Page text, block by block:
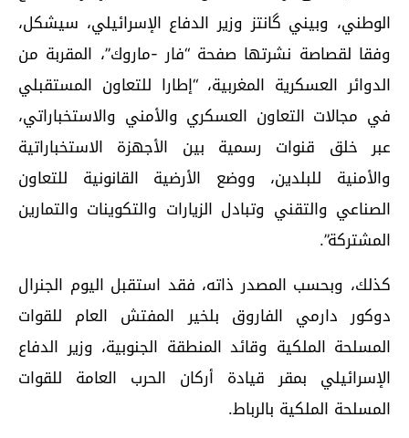
الوطني، وبيني گانتز وزير الدفاع الإسرائيلي، سيشكل،
وفقا لقصاصة نشرتها صفحة “فار -ماروك”، المقربة من
الدوائر العسكرية المغربية، “إطارا للتعاون المستقبلي
في مجالات التعاون العسكري والأمني والاستخباراتي،
عبر خلق قنوات رسمية بين الأجهزة الاستخباراتية
والأمنية للبلدين، ووضع الأرضية القانونية للتعاون
الصناعي والتقني وتبادل الزيارات والتكوينات والتمارين
المشتركة”.
كذلك، وبحسب المصدر ذاته، فقد استقبل اليوم الجنرال
دوكور دارمي الفاروق بلخير المفتش العام للقوات
المسلحة الملكية وقائد المنطقة الجنوبية، وزير الدفاع
الإسرائيلي بمقر قيادة أركان الحرب العامة للقوات
المسلحة الملكية بالرباط.